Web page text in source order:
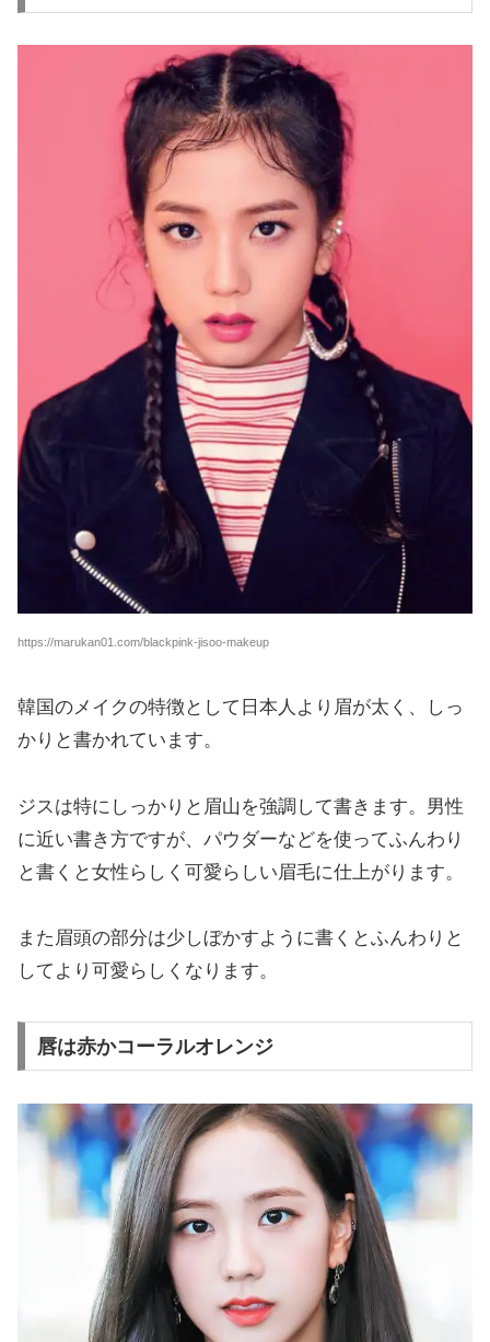
https://marukan01.com/blackpink-jisoo-makeup
韓国のメイクの特徴として日本人より眉が太く、しっ
かりと書かれています。
ジスは特にしっかりと眉山を強調して書きます。男性
に近い書き方ですが、パウダーなどを使ってふんわり
と書くと女性らしく可愛らしい眉毛に仕上がります。
また眉頭の部分は少しぼかすように書くとふんわりと
してより可愛らしくなります。
唇は赤かコーラルオレンジ